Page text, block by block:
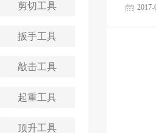
剪切工具
扳手工具
敲击工具
起重工具
顶升工具
2017-